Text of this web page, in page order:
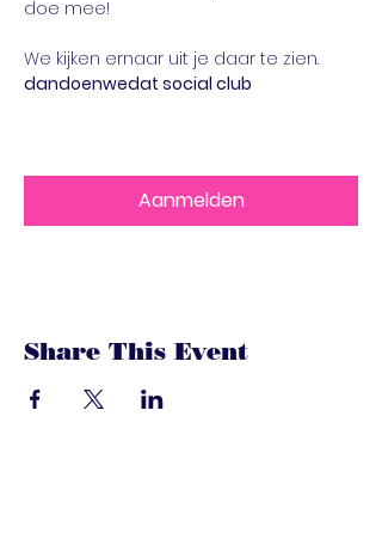
doe mee!
We kijken ernaar uit je daar te zien.
dandoenwedat social club
Aanmelden
Share This Event